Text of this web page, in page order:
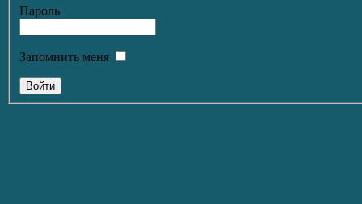
Пароль
Запомнить меня